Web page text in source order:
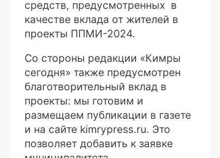
средств, предусмотренных в
качестве вклада от жителей в
проекты ППМИ-2024.
Со стороны редакции «Кимры
сегодня» также предусмотрен
благотворительный вклад в
проекты: мы готовим и
размещаем публикации в газете
и на сайте kimrypress.ru. Это
позволяет добавить к заявке